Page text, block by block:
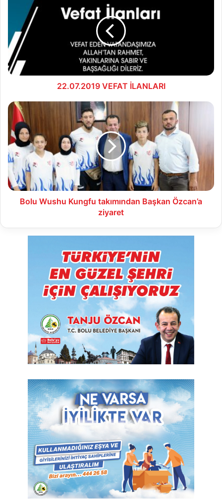
İLANLARI
22.07.2019 VEFAT İLANLARI
Bolu
Wushu
Kungfu
takımından
Başkan
Özcan’a
ziyaret
Bolu Wushu Kungfu takımından Başkan Özcan’a
ziyaret